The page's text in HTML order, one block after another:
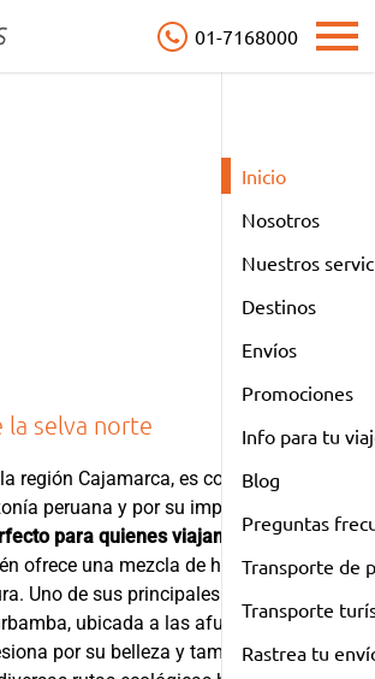
01-7168000
la selva norte
región Cajamarca, es conocida por su
peruana y por su impresionante
para quienes viajan en bus hacia el
ofrece una mezcla de historia,
Uno de sus principales atractivos es la
ubicada a las afueras de la
por su belleza y tamaño. Además,
Inicio
Nosotros
Nuestros
Destinos
Envíos
Promociones
Info para tu
Blog
Preguntas
Transporte de
Transporte
Rastrea tu